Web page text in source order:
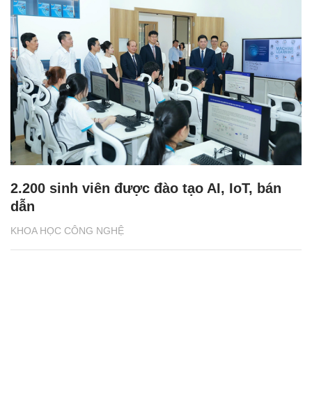
KHOA HỌC CÔNG NGHỆ
2.200 sinh viên được đào tạo AI, IoT, bán
dẫn